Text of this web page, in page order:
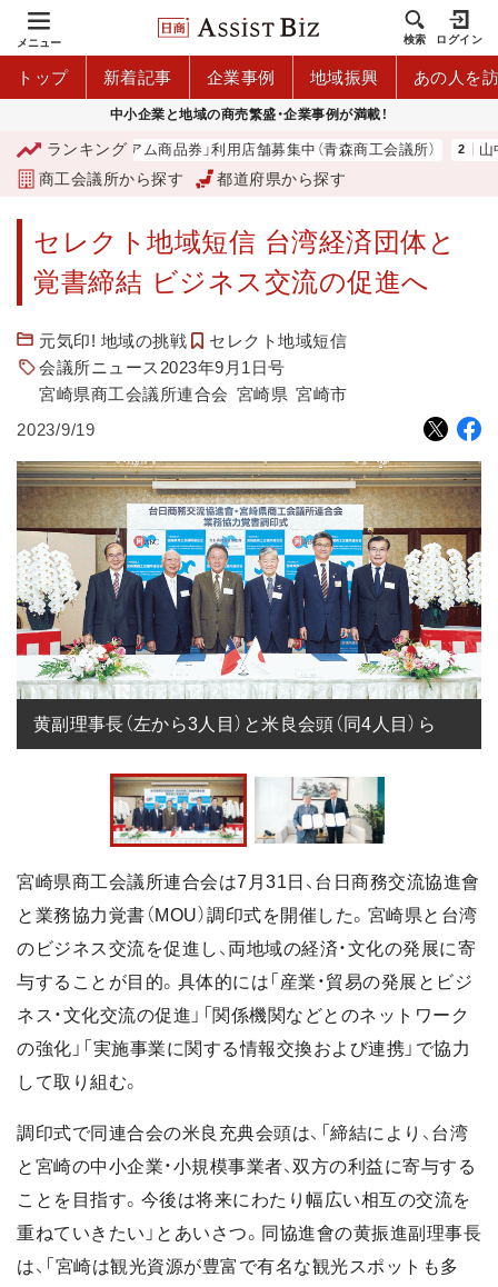
メニュー 検索 ログイン
トップ 新着記事 企業事例 地域振興 あの人を
中小企業と地域の商売繁盛・企業事例が満載！
ランキング
「青森市プレミアム商品券」利用店舗募集中（青森商工会議所） 山中
商工会議所から探す 都道府県から探す
セレクト地域短信 台湾経済団体と
覚書締結 ビジネス交流の促進へ
元気印! 地域の挑戦
セレクト地域短信
会議所ニュース2023年9月1日号
宮崎県商工会議所連合会 宮崎県 宮崎市
2023/9/19
黄副理事長（左から3人目）と米良会頭（同4人目）ら
宮崎県商工会議所連合会は7月31日、台日商務交流協進會
と業務協力覚書（MOU）調印式を開催した。宮崎県と台湾
のビジネス交流を促進し、両地域の経済・文化の発展に寄
与することが目的。具体的には「産業・貿易の発展とビジ
ネス・文化交流の促進」「関係機関などとのネットワーク
の強化」「実施事業に関する情報交換および連携」で協力
して取り組む。
調印式で同連合会の米良充典会頭は、「締結により、台湾
と宮崎の中小企業・小規模事業者、双方の利益に寄与する
ことを目指す。今後は将来にわたり幅広い相互の交流を
重ねていきたい」とあいさつ。同協進會の黄振進副理事長
は、「宮崎は観光資源が豊富で有名な観光スポットも多